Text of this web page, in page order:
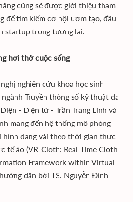
cũng sẽ được giới thiệu tham
để tìm kiếm cơ hội ươm tạo, đầu
startup trong tương lai.
hơi thở cuộc sống
nghiên cứu khoa học sinh
Truyền thông số kỹ thuật đa
- Điện tử - Trần Trang Linh và
mang đến hệ thống mô phỏng
dạng vải theo thời gian thực
tế ảo (VR-Cloth: Real-Time Cloth
Framework within Virtual
dẫn bởi TS. Nguyễn Đình